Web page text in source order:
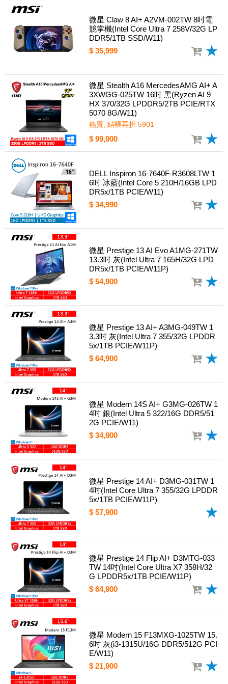
微星 Claw 8 AI+ A2VM-002TW 8吋電
競掌機(Intel Core Ultra 7 258V/32G LP
DDR5/1TB SSD/W11)
$ 35,999
微星 Stealth A16 MercedesAMG AI+ A
3XWGG-025TW 16吋 黑(Ryzen AI 9
HX 370/32G LPDDR5/2TB PCIE/RTX
5070 8G/W11)
熱賣, 結帳再折 5901
$ 99,900
DELL Inspiron 16-7640F-R3608LTW 1
6吋 冰藍(Intel Core 5 210H/16GB LPD
DR5x/1TB PCIE/W11)
$ 34,990
微星 Prestige 13 AI Evo A1MG-271TW
13.3吋 灰(Intel Ultra 7 165H/32G LPD
DR5x/1TB PCIE/W11P)
$ 54,900
微星 Prestige 13 AI+ A3MG-049TW 1
3.3吋 灰(Intel Ultra 7 355/32G LPDDR
5x/1TB PCIE/W11P)
$ 64,900
微星 Modern 14S AI+ G3MG-026TW 1
4吋 銀(Intel Ultra 5 322/16G DDR5/51
2G PCIE/W11)
$ 34,900
微星 Prestige 14 AI+ D3MG-031TW 1
4吋(Intel Core Ultra 7 355/32G LPDDR
5x/1TB PCIE/W11P)
$ 57,900
微星 Prestige 14 Flip AI+ D3MTG-033
TW 14吋(Intel Core Ultra X7 358H/32
G LPDDR5x/1TB PCIE/W11P)
$ 64,900
微星 Modern 15 F13MXG-1025TW 15.
6吋 灰(i3-1315U/16G DDR5/512G PCI
E/W11)
$ 21,900